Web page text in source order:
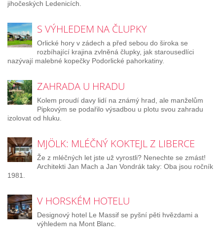
jihočeských Ledenicích.
S VÝHLEDEM NA ČLUPKY
Orlické hory v zádech a před sebou do široka se
rozbíhající krajina zvlněná člupky, jak starousedlíci
nazývají malebné kopečky Podorlické pahorkatiny.
ZAHRADA U HRADU
Kolem proudí davy lidí na známý hrad, ale manželům
Pipkovým se podařilo výsadbou u plotu svou zahradu
izolovat od hluku.
MJÖLK: MLÉČNÝ KOKTEJL Z LIBERCE
Že z mléčných let jste už vyrostli? Nenechte se zmást!
Architekti Jan Mach a Jan Vondrák taky: Oba jsou ročník
1981.
V HORSKÉM HOTELU
Designový hotel Le Massif se pyšní pěti hvězdami a
výhledem na Mont Blanc.